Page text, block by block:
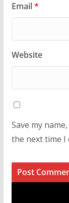
Email*
Website
Save my
the next time I